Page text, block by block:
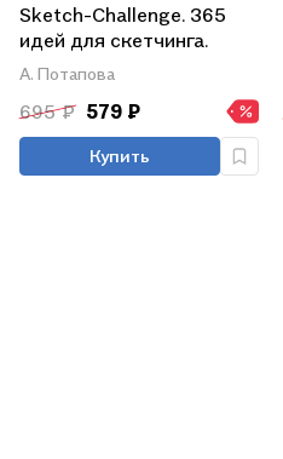
Sketch-Challenge. 365
идей для скетчинга.
Рисуй каждый день!
А. Потапова
695 ₽ 579 ₽
Купить